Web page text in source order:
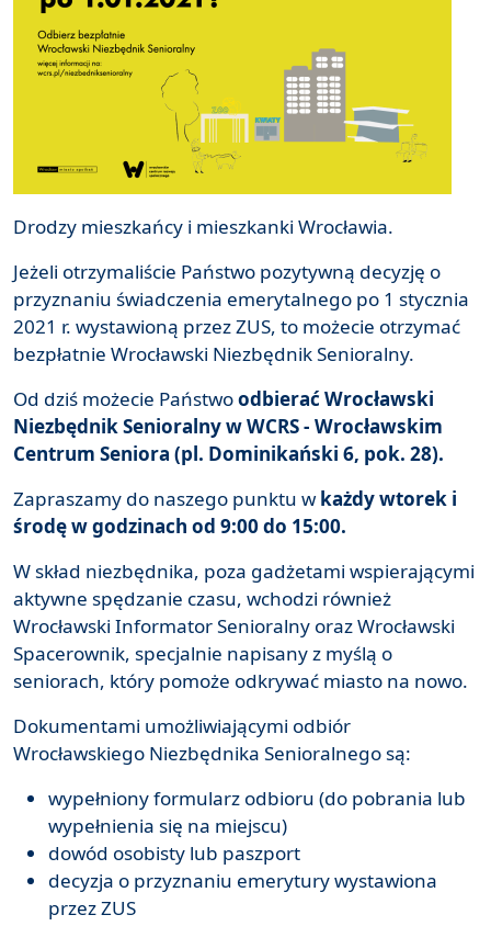
Drodzy mieszkańcy i mieszkanki Wrocławia.
Jeżeli otrzymaliście Państwo pozytywną decyzję o
przyznaniu świadczenia emerytalnego po 1 stycznia
2021 r. wystawioną przez ZUS, to możecie otrzymać
bezpłatnie Wrocławski Niezbędnik Senioralny.
Od dziś możecie Państwoodbierać Wrocławski
Niezbędnik Senioralny w WCRS - Wrocławskim
Centrum Seniora (pl. Dominikański 6, pok. 28).
Zapraszamy do naszego punktu wkażdy wtorek i
środę w godzinach od 9:00 do 15:00.
W skład niezbędnika, poza gadżetami wspierającymi
aktywne spędzanie czasu, wchodzi również
Wrocławski Informator Senioralny oraz Wrocławski
Spacerownik, specjalnie napisany z myślą o
seniorach, który pomoże odkrywać miasto na nowo.
Dokumentami umożliwiającymi odbiór
Wrocławskiego Niezbędnika Senioralnego są:
wypełniony formularz odbioru (do pobrania lub
wypełnienia się na miejscu)
dowód osobisty lub paszport
decyzja o przyznaniu emerytury wystawiona
przez ZUS